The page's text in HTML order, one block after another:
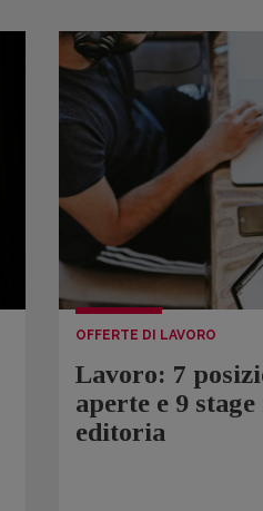
OFFERTE DI LAVORO
Lavoro: 7
aperte e 9 stage
editoria